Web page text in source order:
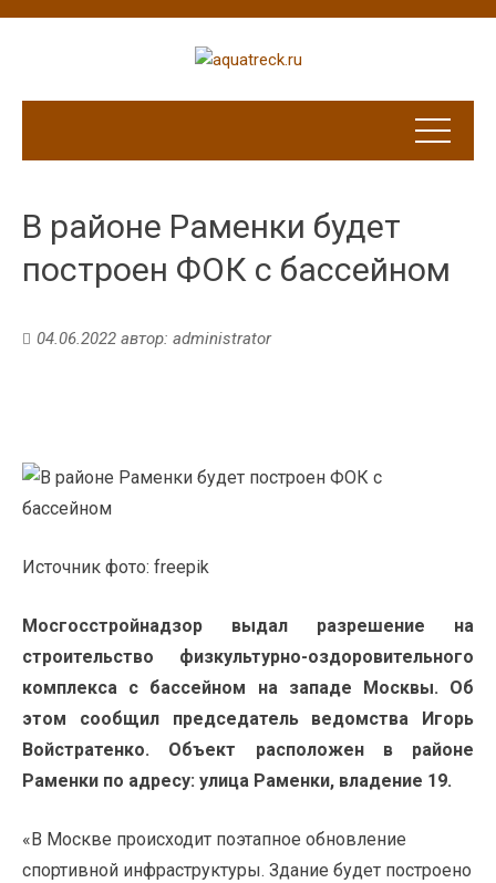
В районе Раменки будет
построен ФОК с бассейном
04.06.2022 автор: administrator
Источник фото: freepik
Мосгосстройнадзор выдал разрешение на
строительство физкультурно-оздоровительного
комплекса с бассейном на западе Москвы. Об
этом сообщил председатель ведомства Игорь
Войстратенко. Объект расположен в районе
Раменки по адресу: улица Раменки, владение 19.
«В Москве происходит поэтапное обновление
спортивной инфраструктуры. Здание будет построено